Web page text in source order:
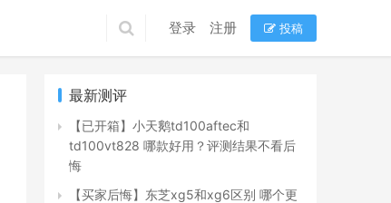
登录 注册 投稿
最新测评
【已开箱】小天鹅td100aftec和
td100vt828 哪款好用？评测结果不看后
悔
【买家后悔】东芝xg5和xg6区别 哪个更